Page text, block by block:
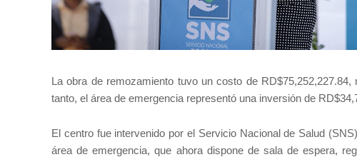
La obra de remozamiento tuvo un costo de
tanto, el área de emergencia representó una inversión de
El centro fue intervenido por el Servicio Nacional de Salud
área de emergencia, que ahora dispone de sala de espera,